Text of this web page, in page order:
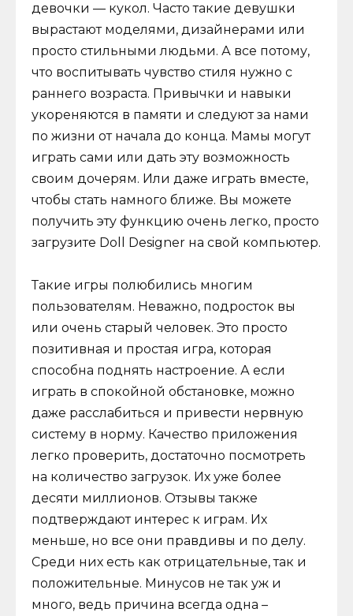
девочки — кукол. Часто такие девушки
вырастают моделями, дизайнерами или
просто стильными людьми. А все потому,
что воспитывать чувство стиля нужно с
раннего возраста. Привычки и навыки
укореняются в памяти и следуют за нами
по жизни от начала до конца. Мамы могут
играть сами или дать эту возможность
своим дочерям. Или даже играть вместе,
чтобы стать намного ближе. Вы можете
получить эту функцию очень легко, просто
загрузите Doll Designer на свой компьютер.
Такие игры полюбились многим
пользователям. Неважно, подросток вы
или очень старый человек. Это просто
позитивная и простая игра, которая
способна поднять настроение. А если
играть в спокойной обстановке, можно
даже расслабиться и привести нервную
систему в норму. Качество приложения
легко проверить, достаточно посмотреть
на количество загрузок. Их уже более
десяти миллионов. Отзывы также
подтверждают интерес к играм. Их
меньше, но все они правдивы и по делу.
Среди них есть как отрицательные, так и
положительные. Минусов не так уж и
много, ведь причина всегда одна –